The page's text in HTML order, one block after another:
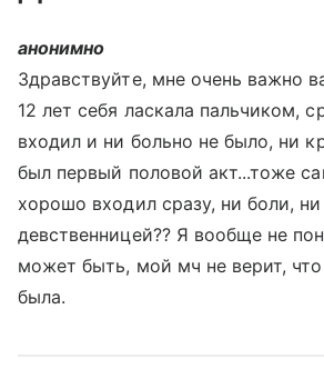
анонимно
Здравствуйте, мне очень важно
12 лет себя ласкала пальчиком,
входил и ни больно не было, ни
был первый половой акт...тоже
хорошо входил сразу, ни боли,
девственницей?? Я вообще не
может быть, мой мч не верит,
была.